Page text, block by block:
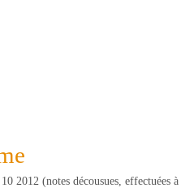
2012 (notes décousues, effectuées